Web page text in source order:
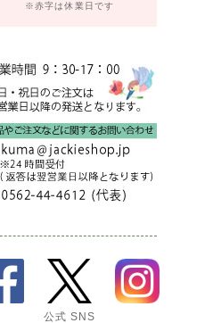
※赤字は休業日です
公式 SNS